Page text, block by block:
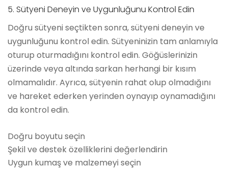
5. Sütyeni Deneyin ve Uygunluğunu Kontrol Edin
Doğru sütyeni seçtikten sonra, sütyeni deneyin ve
uygunluğunu kontrol edin. Sütyeninizin tam anlamıyla
oturup oturmadığını kontrol edin. Göğüslerinizin
üzerinde veya altında sarkan herhangi bir kısım
olmamalıdır. Ayrıca, sütyenin rahat olup olmadığını
ve hareket ederken yerinden oynayıp oynamadığını
da kontrol edin.
Doğru boyutu seçin
Şekil ve destek özelliklerini değerlendirin
Uygun kumaş ve malzemeyi seçin